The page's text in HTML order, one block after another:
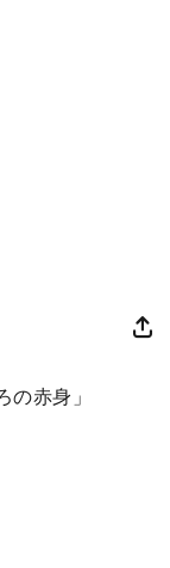
の赤身」